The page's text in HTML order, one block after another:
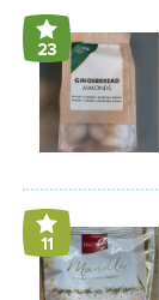
23
11